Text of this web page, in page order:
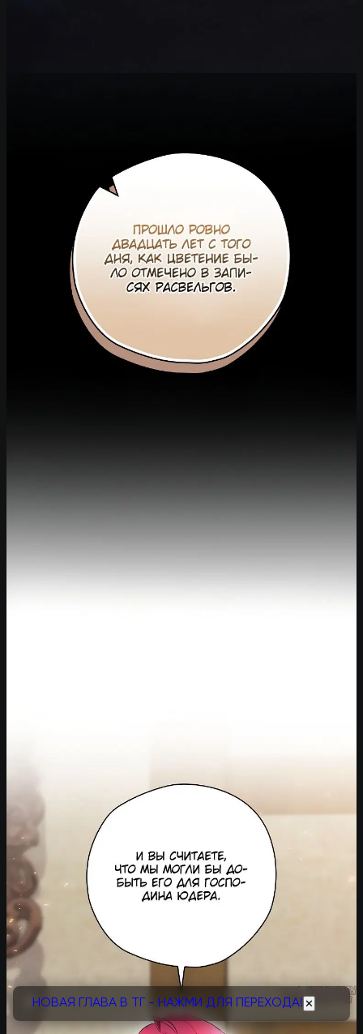
НОВАЯ ГЛАВА В ТГ - НАЖМИ ДЛЯ ПЕРЕХОДА! ✕